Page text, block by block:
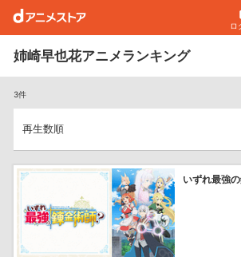
ロ
姉崎早也花アニメランキング
3件
いずれ最強